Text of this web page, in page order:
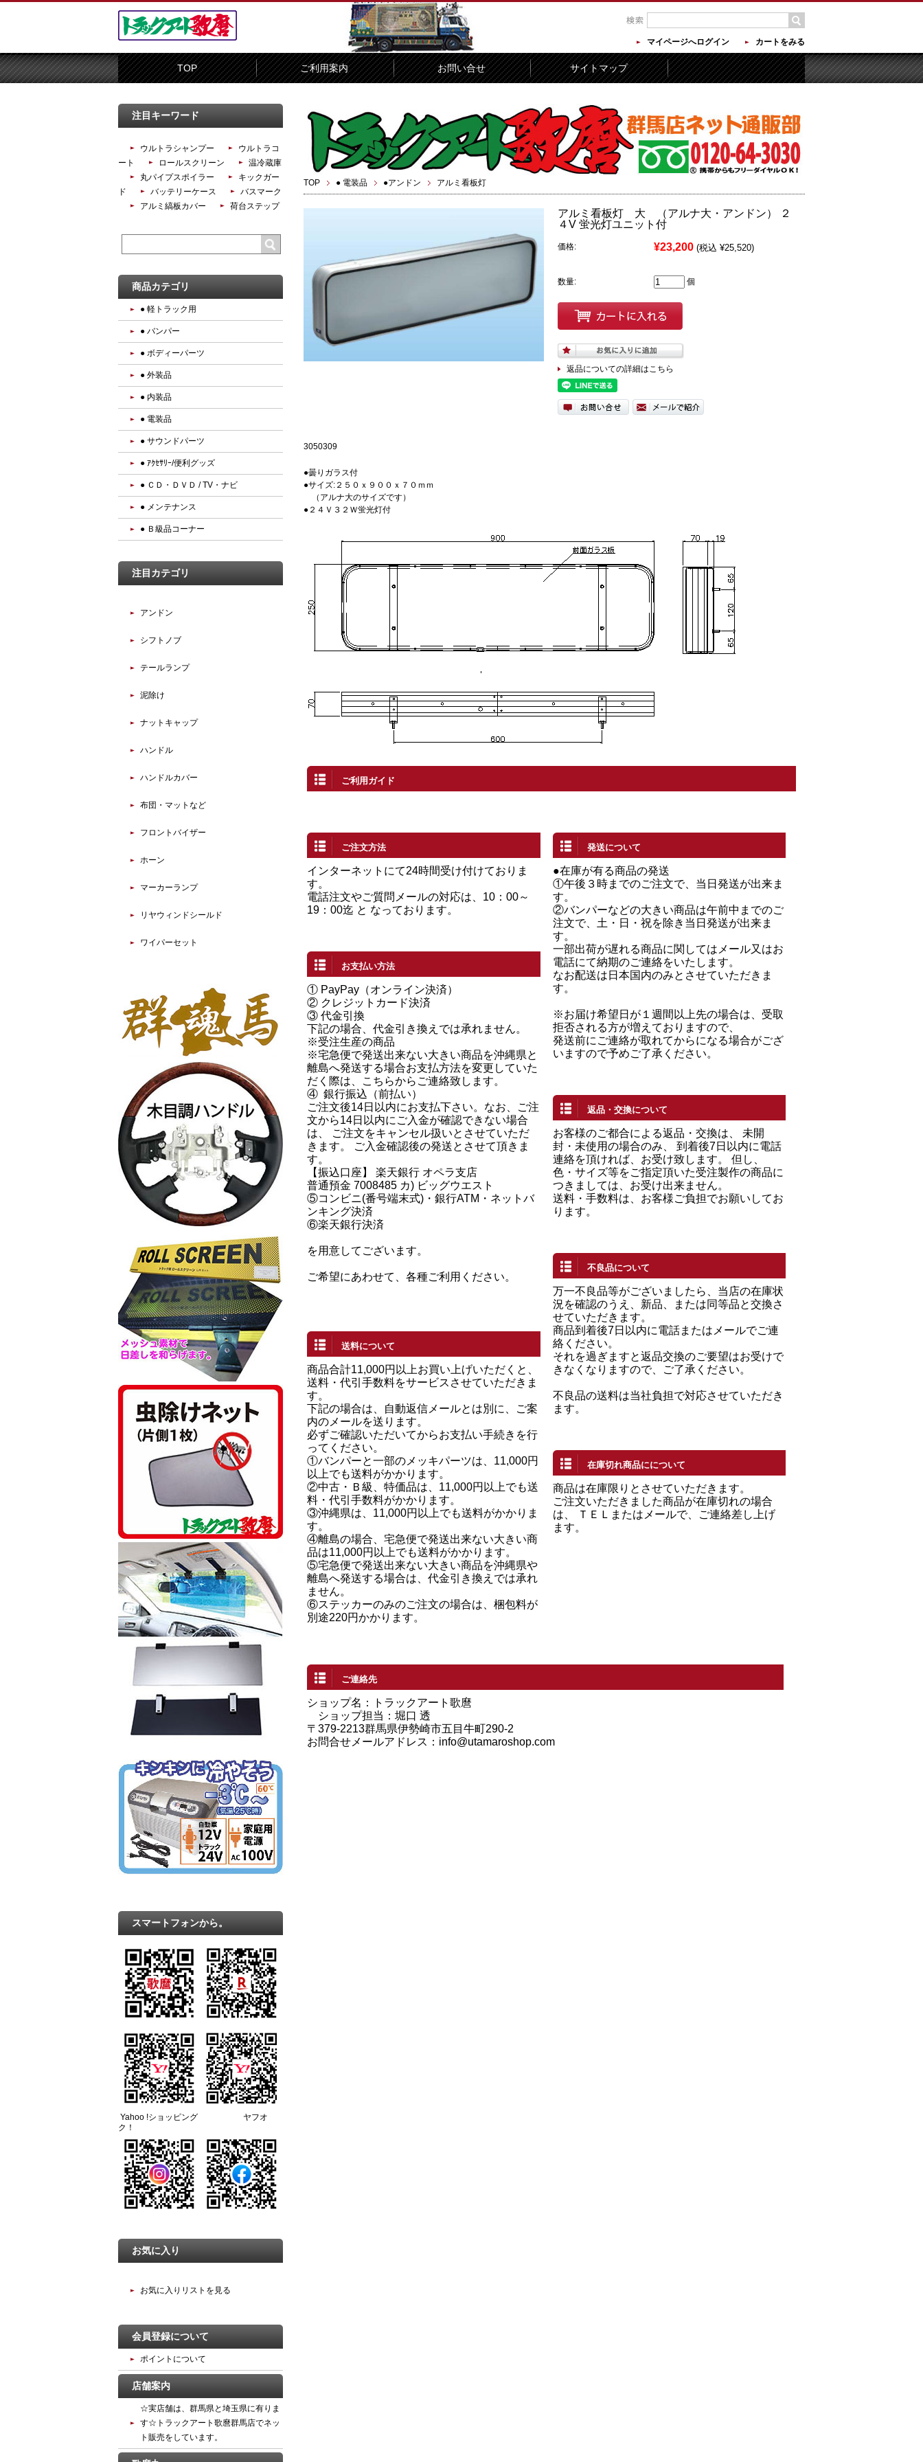
マイページへログイン カートをみる
TOP ご利用案内 お問い合せ サイトマップ
TOP ● 電装品 ●アンドン アルミ看板灯
アルミ看板灯 大 （アルナ大・アンドン） ２
４V 蛍光灯ユニット付
価格: ¥23,200 (税込 ¥25,520)
数量: 個
返品についての詳細はこちら
3050309
●曇りガラス付
●サイズ:２５０ｘ９００ｘ７０ｍｍ
（アルナ大のサイズです）
●２４Ｖ３２Ｗ蛍光灯付
ご利用ガイド
ご注文方法
インターネットにて24時間受け付けておりま
す。
電話注文やご質問メールの対応は、10：00～
19：00迄 と なっております。
お支払い方法
① PayPay（オンライン決済）
② クレジットカード決済
③ 代金引換
下記の場合、代金引き換えでは承れません。
※受注生産の商品
※宅急便で発送出来ない大きい商品を沖縄県と
離島へ発送する場合お支払方法を変更していた
だく際は、こちらからご連絡致します。
④ 銀行振込（前払い）
ご注文後14日以内にお支払下さい。なお、ご注
文から14日以内にご入金が確認できない場合
は、 ご注文をキャンセル扱いとさせていただ
きます。 ご入金確認後の発送とさせて頂きま
す。
【振込口座】 楽天銀行 オペラ支店
普通預金 7008485 カ) ビッグウエスト
⑤コンビニ(番号端末式)・銀行ATM・ネットバ
ンキング決済
⑥楽天銀行決済
を用意してございます。
ご希望にあわせて、各種ご利用ください。
送料について
商品合計11,000円以上お買い上げいただくと、
送料・代引手数料をサービスさせていただきま
す。
下記の場合は、自動返信メールとは別に、ご案
内のメールを送ります。
必ずご確認いただいてからお支払い手続きを行
ってください。
①バンパーと一部のメッキパーツは、11,000円
以上でも送料がかかります。
②中古・Ｂ級、特価品は、11,000円以上でも送
料・代引手数料がかかります。
③沖縄県は、11,000円以上でも送料がかかりま
す。
④離島の場合、宅急便で発送出来ない大きい商
品は11,000円以上でも送料がかかります。
⑤宅急便で発送出来ない大きい商品を沖縄県や
離島へ発送する場合は、代金引き換えでは承れ
ません。
⑥ステッカーのみのご注文の場合は、梱包料が
別途220円かかります。
発送について
●在庫が有る商品の発送
①午後３時までのご注文で、当日発送が出来ま
す。
②バンパーなどの大きい商品は午前中までのご
注文で、土・日・祝を除き当日発送が出来ま
す。
一部出荷が遅れる商品に関してはメール又はお
電話にて納期のご連絡をいたします。
なお配送は日本国内のみとさせていただきま
す。
※お届け希望日が１週間以上先の場合は、受取
拒否される方が増えておりますので、
発送前にご連絡が取れてからになる場合がござ
いますので予めご了承ください。
返品・交換について
お客様のご都合による返品・交換は、 未開
封・未使用の場合のみ、 到着後7日以内に電話
連絡を頂ければ、お受け致します。 但し、
色・サイズ等をご指定頂いた受注製作の商品に
つきましては、お受け出来ません。
送料・手数料は、お客様ご負担でお願いしてお
ります。
不良品について
万一不良品等がございましたら、当店の在庫状
況を確認のうえ、新品、または同等品と交換さ
せていただきます。
商品到着後7日以内に電話またはメールでご連
絡ください。
それを過ぎますと返品交換のご要望はお受けで
きなくなりますので、ご了承ください。
不良品の送料は当社負担で対応させていただき
ます。
在庫切れ商品にについて
商品は在庫限りとさせていただきます。
ご注文いただきました商品が在庫切れの場合
は、 ＴＥＬまたはメールで、ご連絡差し上げ
ます。
ご連絡先
ショップ名：トラックアート歌麿
ショップ担当：堀口 透
〒379-2213群馬県伊勢崎市五目牛町290-2
お問合せメールアドレス： info@utamaroshop.com
注目キーワード
ウルトラシャンプー
ウルトラコ
ート
ロールスクリーン
温冷蔵庫
丸パイプスポイラー
キックガー
ド
バッテリーケース
バスマーク
アルミ縞板カバー
荷台ステップ
商品カテゴリ
● 軽トラック用
● バンパー
● ボディーパーツ
● 外装品
● 内装品
● 電装品
● サウンドパーツ
● ｱｸｾｻﾘｰ/便利グッズ
● ＣＤ・ＤＶＤ / TV・ナビ
● メンテナンス
● Ｂ級品コーナー
注目カテゴリ
アンドン
シフトノブ
テールランプ
泥除け
ナットキャップ
ハンドル
ハンドルカバー
布団・マットなど
フロントバイザー
ホーン
マーカーランプ
リヤウィンドシールド
ワイパーセット
スマートフォンから。
Yahoo !ショッピング ヤフオ
ク！
お気に入り
お気に入りリストを見る
会員登録について
ポイントについて
店舗案内
☆実店舗は、群馬県と埼玉県に有りま
す☆トラックアート歌麿群馬店でネッ
ト販売をしています。